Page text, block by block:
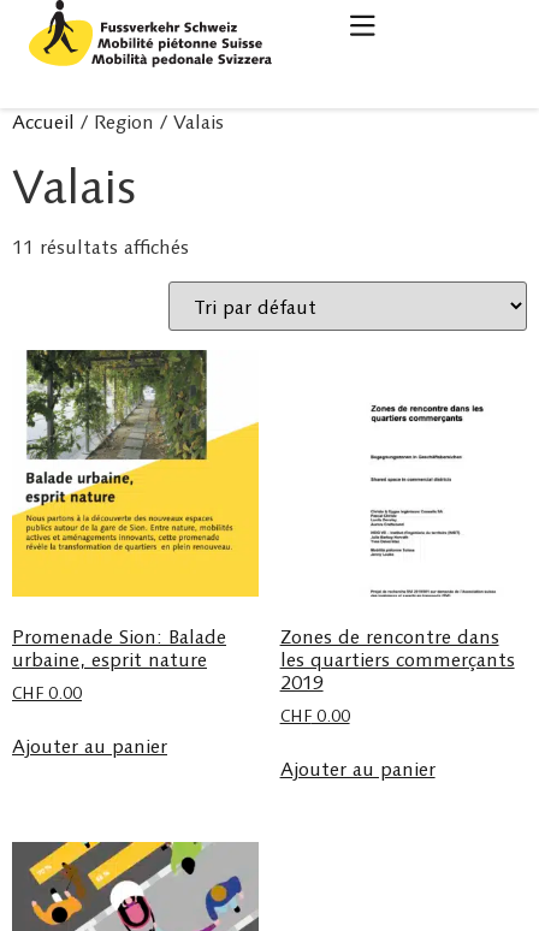
Accueil / Region / Valais
Valais
11 résultats affichés
Promenade Sion: Balade
urbaine, esprit nature
CHF 0.00
Ajouter au panier
Zones de rencontre dans
les quartiers commerçants
2019
CHF0.00
Ajouter au panier